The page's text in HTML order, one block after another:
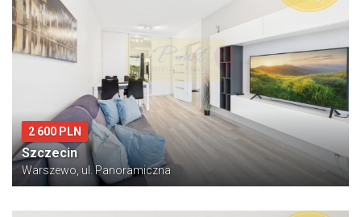
2 600 PLN
Szczecin
Warszewo, ul. Panoramiczna